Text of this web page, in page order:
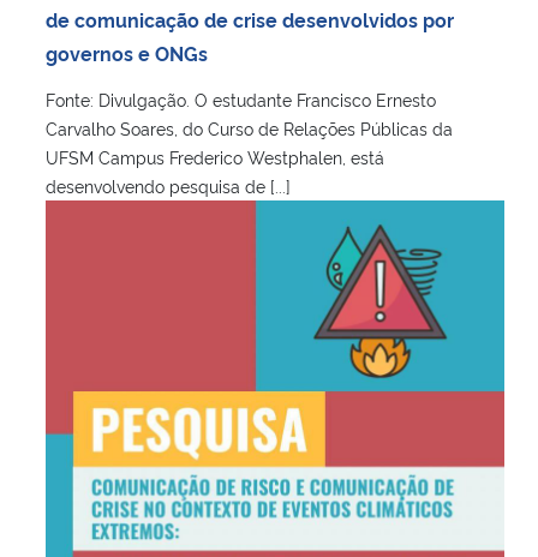
de comunicação de crise desenvolvidos por
governos e ONGs
Fonte: Divulgação. O estudante Francisco Ernesto
Carvalho Soares, do Curso de Relações Públicas da
UFSM Campus Frederico Westphalen, está
desenvolvendo pesquisa de [...]